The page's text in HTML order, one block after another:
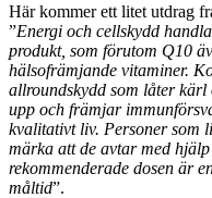
Här kommer ett litet utdrag
”Energi och cellskydd
produkt, som förutom Q10
hälsofrämjande vitaminer.
allroundskydd som låter
upp och främjar
kvalitativt liv. Personer som
märka att de avtar med
rekommenderade dosen är
måltid”.